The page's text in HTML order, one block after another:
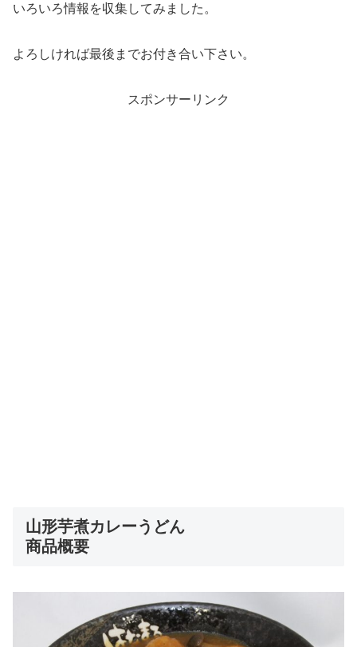
いろいろ情報を収集してみました。
よろしければ最後までお付き合い下さい。
スポンサーリンク
山形芋煮カレーうどん
商品概要